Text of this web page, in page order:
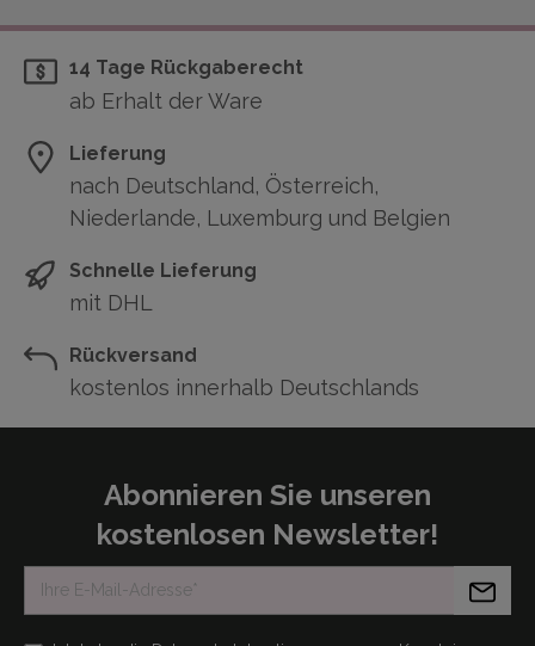
14 Tage Rückgaberecht
ab Erhalt der Ware
Lieferung
nach Deutschland, Österreich,
Niederlande, Luxemburg und Belgien
Schnelle Lieferung
mit DHL
Rückversand
kostenlos innerhalb Deutschlands
Abonnieren Sie unseren
kostenlosen Newsletter!